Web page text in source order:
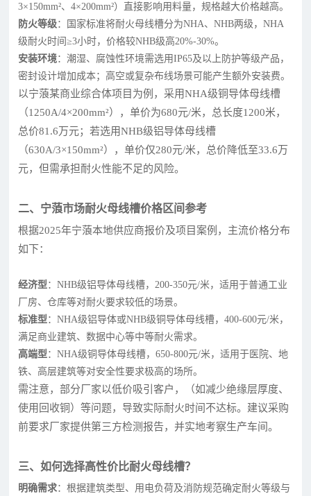
3×150mm²、4×200mm²）直接影响用料量，规格越大价格越高。
防火等级：国家标准将耐火母线槽分为NHA、NHB两级，NHA
级耐火时间≥3小时，价格较NHB级高20%-30%。
安装环境：潮湿、腐蚀性环境需选用IP65及以上防护等级产品，
密封设计增加成本；高空或复杂布线场景可能产生额外安装费。
以宁蒗某商业综合体项目为例，采用NHA级铜导体母线槽
（1250A/4×200mm²），单价为680元/米，总长度1200米，
总价81.6万元；若选用NHB级铝导体母线槽
（630A/3×150mm²），单价仅280元/米，总价降低至33.6万
元，但需承担耐火性能不足的风险。
二、宁蒗市场耐火母线槽价格区间参考
根据2025年宁蒗本地供应商报价及项目案例，主流价格分布
如下：
经济型 ：NHB级铝导体母线槽，200-350元/米，适用于普通工业
厂房、仓库等对耐火要求较低的场景。
标准型 ：NHA级铝导体或NHB级铜导体母线槽，400-600元/米，
满足商业建筑、数据中心等中等耐火需求。
高端型 ：NHA级铜导体母线槽，650-800元/米，适用于医院、地
铁、高层建筑等对安全性要求极高的场所。
需注意，部分厂家以低价吸引客户，（如减少绝缘层厚度、
使用回收铜）等问题，导致实际耐火时间不达标。建议采购
前要求厂家提供第三方检测报告，并实地考察生产车间。
三、如何选择高性价比耐火母线槽？
明确需求：根据建筑类型、用电负荷及消防规范确定耐火等级与